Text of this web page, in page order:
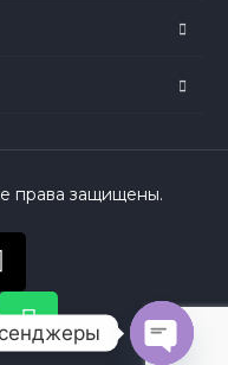
права защищены.